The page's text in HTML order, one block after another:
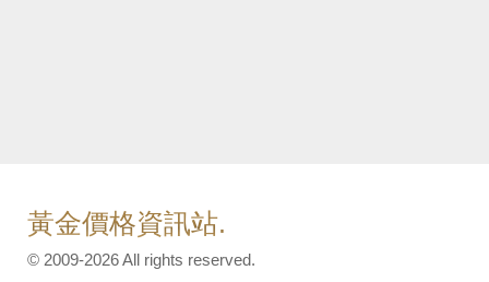
黃金價格資訊站.
© 2009-2026 All rights reserved.